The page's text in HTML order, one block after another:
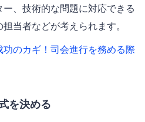
、技術的な問題に対応できる
当者などが考えられます。
功のカギ！司会進行を務める際
を決める